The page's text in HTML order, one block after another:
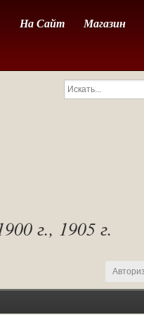
На Сайт Магазин
г., 1905 г.